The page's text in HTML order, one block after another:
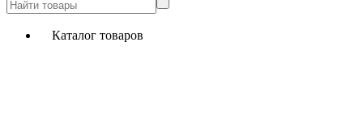
Каталог товаров